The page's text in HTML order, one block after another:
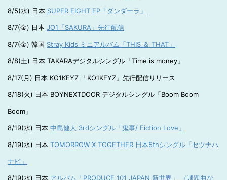
8/5(水) 日本 SUPER EIGHT EP「ダンダーラ」
8/7(金) 日本 JO1「SAKURA」先行配信
8/7(金) 韓国 Stray Kids ミニアルバム「THIS ＆ THAT」
8/8(土) 日本 TAKARAデジタルシングル「Time is money」
8/17(月) 日本 KO1KEYZ 「KO1KEYZ」先行配信リリース
8/18(火) 日本 BOYNEXTDOOR デジタルシングル「Boom Boom
Boom」
8/19(水) 日本 中島健人 3rdシングル「鬼事/ Fiction Love」
8/19(水) 日本 TOMORROW X TOGETHER 日本5thシングル「セツナハ
ナビ」
8/19(水) 日本 アルバム「PRODUCE 101 JAPAN 新世界」 （課題曲な